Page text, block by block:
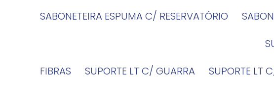
SABONETEIRA ESPUMA C/ RESERVATÓRIO
FIBRAS
SUPORTE LT C/ GUARRA SUPORTE LT